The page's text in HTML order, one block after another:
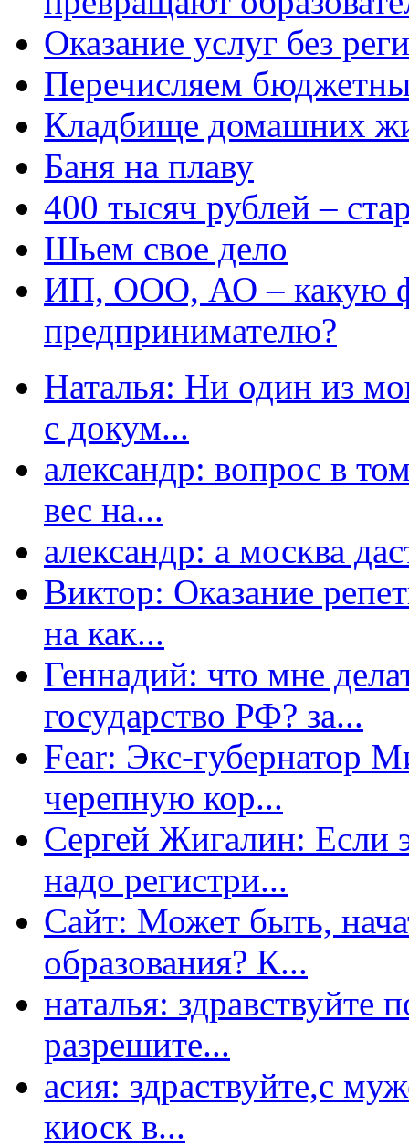
Оказание услуг без
Перечисляем
Кладбище домашних
Баня на плаву
400 тысяч рублей –
Шьем свое дело
ИП, ООО, АО – какую
предпринимателю?
Наталья: Ни один из
с докум...
александр: вопрос в
вес на...
александр: а москва
Виктор: Оказание
на как...
Геннадий: что мне
государство РФ? за...
Fear: Экс-губернатор
черепную кор...
Сергей Жигалин: Если
надо регистри...
Сайт: Может быть,
образования? К...
наталья: здравствуйте
разрешите...
асия: здраствуйте,с
киоск в...